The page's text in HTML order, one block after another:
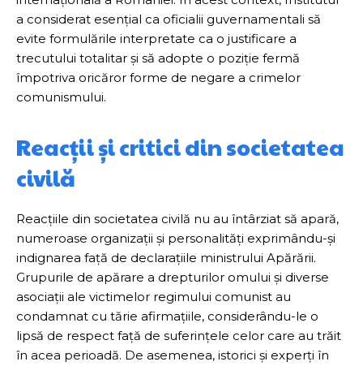
a considerat esențial ca oficialii guvernamentali să
evite formulările interpretate ca o justificare a
trecutului totalitar și să adopte o poziție fermă
împotriva oricăror forme de negare a crimelor
comunismului.
Reacții și critici din societatea
civilă
Reacțiile din societatea civilă nu au întârziat să apară,
numeroase organizații și personalități exprimându-și
indignarea față de declarațiile ministrului Apărării.
Grupurile de apărare a drepturilor omului și diverse
asociații ale victimelor regimului comunist au
condamnat cu tărie afirmațiile, considerându-le o
lipsă de respect față de suferințele celor care au trăit
în acea perioadă. De asemenea, istorici și experți în